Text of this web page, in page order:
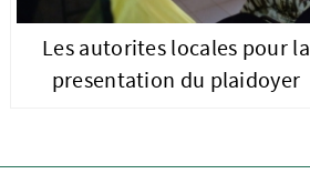
Les autorites locales pour la
presentation du plaidoyer